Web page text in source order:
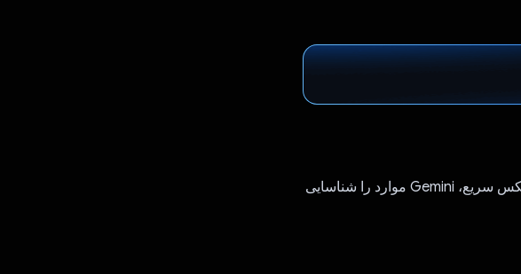
Recyclop حدس و گمان را از بازیافت حذف می کند. تنها با یک عکس سریع، Gemini موارد را شناسایی